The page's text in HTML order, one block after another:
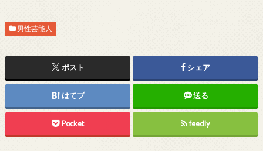
男性芸能人
ポスト シェア
はてブ 送る
Pocket feedly